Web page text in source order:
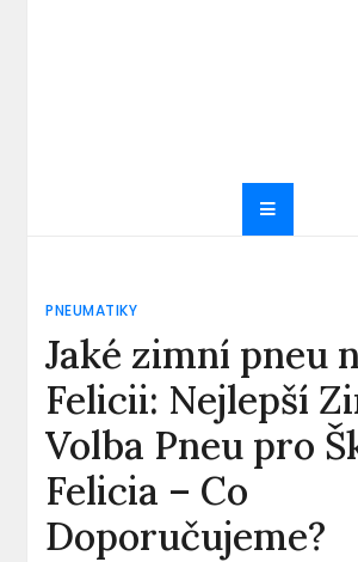
PNEUMATIKY
Jaké zimní pneu
Felicii: Nejlepší
Volba Pneu pro
Felicia – Co
Doporučujeme?